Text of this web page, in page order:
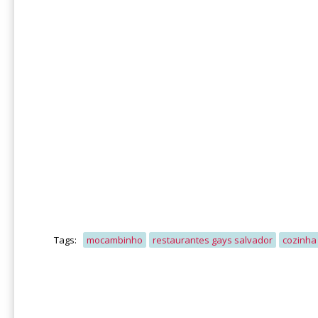
Tags: mocambinho restaurantes gays salvador